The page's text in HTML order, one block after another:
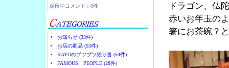
保留中コメント：0件
お知らせ (33件)
お店の商品 (53件)
KAYOのブツブツ独り言 (54件)
FAMOUS PEOPLE (28件)
ドラゴン、仏
赤いお年玉の
箸にお茶碗？